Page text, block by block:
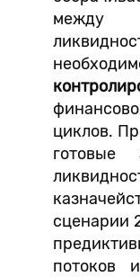
между
циклов.
готовые
сценарии
потоков